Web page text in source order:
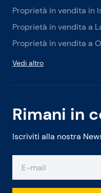
Rimani in
Iscriviti alla nostra
Proprietà in vendita in
Proprietà in vendita a
Proprietà in vendita a
Vedi altro